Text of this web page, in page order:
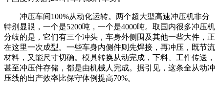
冲压车间100%从动化运转。两个超大型高速冲压机非分
特别显眼，一个是5200吨，一个是4000吨。取国内很多冲压机
分歧的是，它们有三个冲头，车身外侧围及其他一些大件，正
在这里一次成型。一些车身内侧件则先焊接，再冲压，既节流
材料，又能尺寸切确。模具转换从动完成，下料、工件传送，
甚至冲压件存储，都是由机械人完成。据引见，这条全从动冲
压线的出产效率比保守体例提高70%。